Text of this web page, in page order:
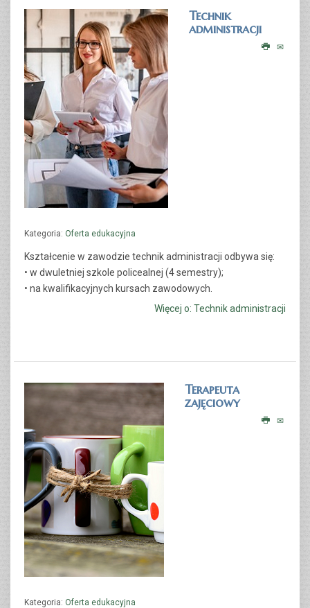
Kursy zawodowe [КУРСІ]
CZYTAJ WIĘCEJ...
CZYTAJ WIĘCEJ...
Technik
administracji
Kategoria: Oferta edukacyjna
Kształcenie w zawodzie technik administracji odbywa się:
• w dwuletniej szkole policealnej (4 semestry);
• na kwalifikacyjnych kursach zawodowych.
Więcej o: Technik administracji
Terapeuta
zajęciowy
Kategoria: Oferta edukacyjna